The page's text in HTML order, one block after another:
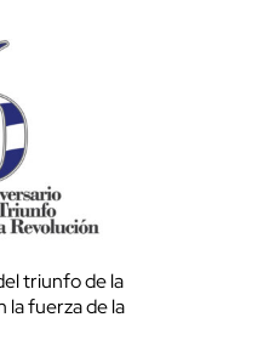
triunfo de la
la fuerza de la